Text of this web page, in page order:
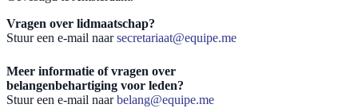
Vragen over lidmaatschap?
Stuur een e-mail naarsecretariaat@equipe.me
Meer informatie of vragen over
belangenbehartiging voor leden?
Stuur een e-mail naarbelang@equipe.me